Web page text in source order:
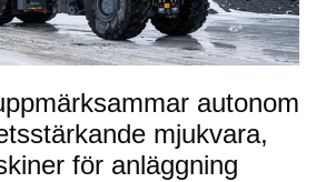
autonom
mjukvara,
för anläggning